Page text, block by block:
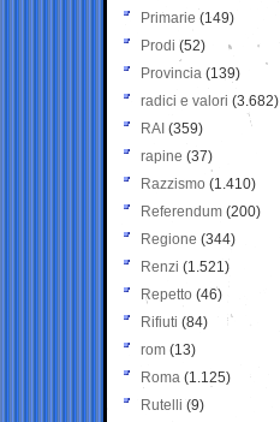
Primarie (149)
Prodi (52)
Provincia (139)
radici e valori (3.682)
RAI (359)
rapine (37)
Razzismo (1.410)
Referendum (200)
Regione (344)
Renzi (1.521)
Repetto (46)
Rifiuti (84)
rom (13)
Roma (1.125)
Rutelli (9)